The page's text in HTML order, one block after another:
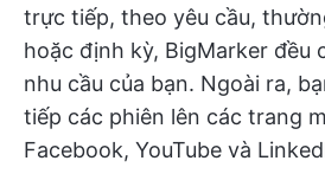
trực tiếp, theo yêu cầu,
hoặc định kỳ, BigMarker đều
nhu cầu của bạn. Ngoài ra,
tiếp các phiên lên các trang
Facebook, YouTube và